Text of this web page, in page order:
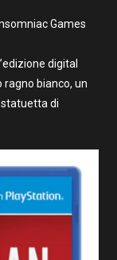
Games
digital
ragno bianco, un
statuetta di